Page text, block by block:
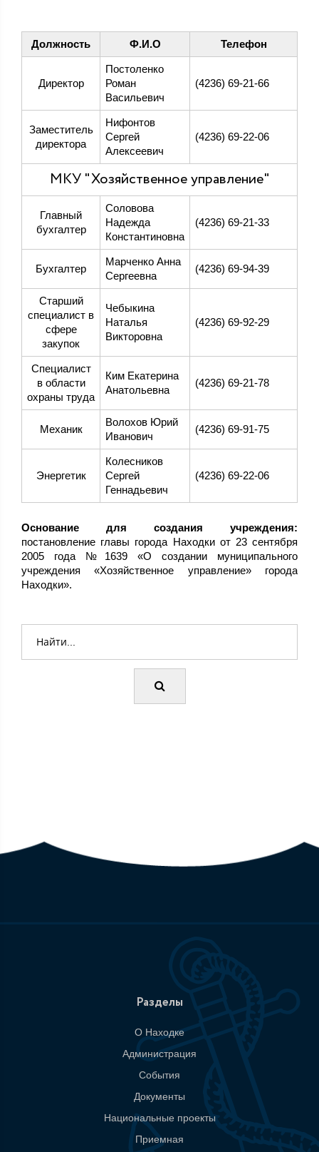
Должность Ф.И.О Телефон
Директор
Постоленко
Роман
Васильевич
(4236) 69-21-66
Заместитель
директора
Нифонтов
Сергей
Алексеевич
(4236) 69-22-06
МКУ "Хозяйственное управление"
Главный
бухгалтер
Соловова
Надежда
Константиновна
(4236) 69-21-33
Бухгалтер
Марченко Анна
Сергеевна
(4236) 69-94-39
Старший
специалист в
сфере
закупок
Чебыкина
Наталья
Викторовна
(4236) 69-92-29
Специалист
в области
охраны труда
Ким Екатерина
Анатольевна
(4236) 69-21-78
Механик
Волохов Юрий
Иванович
(4236) 69-91-75
Энергетик
Колесников
Сергей
Геннадьевич
(4236) 69-22-06
Основание для создания учреждения:
постановление главы города Находки от 23 сентября
2005 года №1639 «О создании муниципального
учреждения «Хозяйственное управление» города
Находки».
Разделы
О Находке
Администрация
События
Документы
Национальные проекты
Приемная